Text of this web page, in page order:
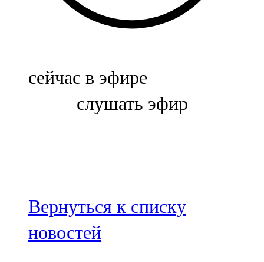
Биләр
Болгар
100,3 FM
Зәй
106,6 FM
сейчас в эфире
слушать эфир
Вернуться к списку
новостей